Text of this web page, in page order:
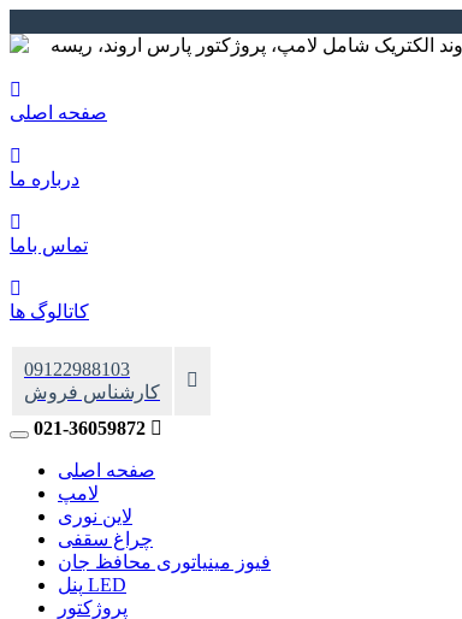
صفحه اصلی
درباره ما
تماس باما
کاتالوگ ها
09122988103
کارشناس فروش
021-36059872
صفحه اصلی
لامپ
لاین نوری
چراغ سقفی
فیوز مینیاتوری محافظ جان
پنل LED
پروژکتور